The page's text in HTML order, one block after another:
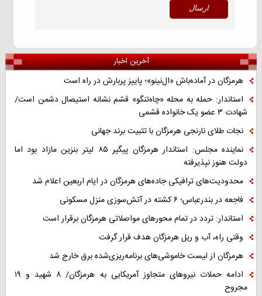
آخرین اخبار
هرمزگان در آماده‌باش «ال‌نینو»؛ پاییز پربارش در راه است
استاندار: حمله به محله «چاه‌تنگو» قشم نشانه استیصال دشمن است/
شهادت ۳ عضو یک خانواده قشمی
نجات طلای نارنجی هرمزگان با تثبیت برند جهانی
نماینده مجلس: استاندار هرمزگان پیگیر ۸۵ لیتر بنزین مازاد بود اما
دولت هنوز نپذیرفته
محدودیت‌های ترافیکی جاده‌های هرمزگان در ایام اربعین اعلام شد
فاجعه در بندرعباس؛ ۶ کشته در آتش‌سوزی منزل مسکونی
استاندار: تردد در تمام محورهای مواصلاتی هرمزگان برقرار است
وقتی راه، آب و ریل هرمزگان هدف قرار گرفت
هرمزگان از لیست خاموشی‌های برنامه‌ریزی‌شده برق خارج شد
ادامه حملات نیروهای متجاوز آمریکایی به هرمزگان/ ۸ شهید و ۱۹
مجروح